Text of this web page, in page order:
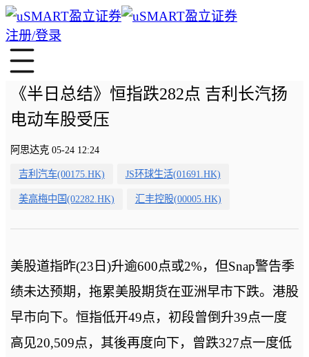
注册/登录
《半日总结》恒指跌282点 吉利长汽扬
电动车股受压
阿思达克 05-24 12:24
吉利汽车(00175.HK) JS环球生活(01691.HK)
美高梅中国(02282.HK) 汇丰控股(00005.HK)
美股道指昨(23日)升逾600点或2%，但Snap警告季
绩未达预期，拖累美股期货在亚洲早市下跌。港股
早市向下。恒指低开49点，初段曾倒升39点一度
高见20,509点，其後再度向下，曾跌327点一度低